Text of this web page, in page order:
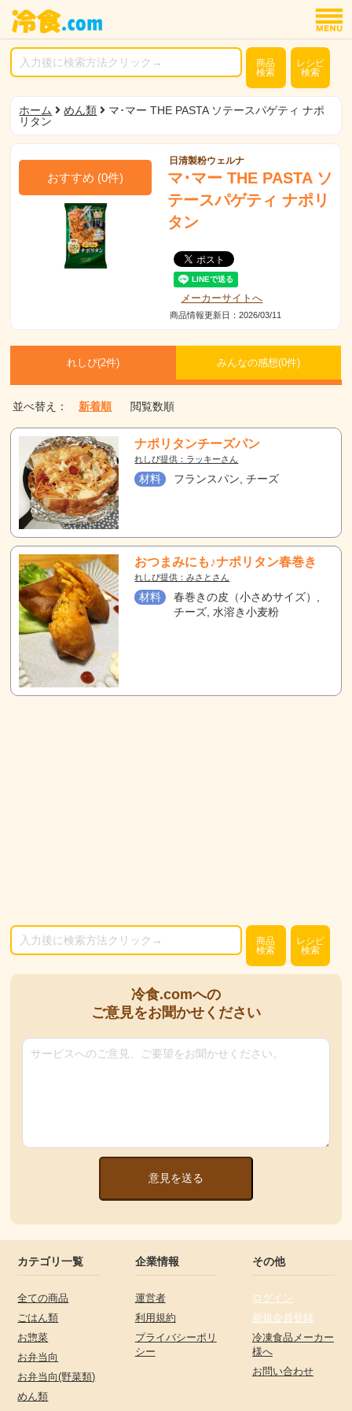
商品
検索
レシピ
検索
ホーム めん類
マ･マー THE PASTA ソテースパゲティ ナポ
リタン
おすすめ (0件)
日清製粉ウェルナ
マ･マー THE PASTA ソ
テースパゲティ ナポリ
タン
メーカーサイトへ
商品情報更新日：2026/03/11
れしぴ(2件) みんなの感想(0件)
並べ替え： 新着順 閲覧数順
ナポリタンチーズパン
れしぴ提供：ラッキーさん
材料 フランスパン, チーズ
おつまみにも♪ナポリタン春巻き
れしぴ提供：みさとさん
材料
春巻きの皮（小さめサイズ）,
チーズ, 水溶き小麦粉
商品
検索
レシピ
検索
冷食.comへの
ご意見をお聞かせください
意見を送る
カテゴリ一覧
全ての商品
ごはん類
お惣菜
お弁当向
お弁当向(野菜類)
めん類
企業情報
運営者
利用規約
プライバシーポリ
シー
その他
ログイン
新規会員登録
冷凍食品メーカー
様へ
お問い合わせ